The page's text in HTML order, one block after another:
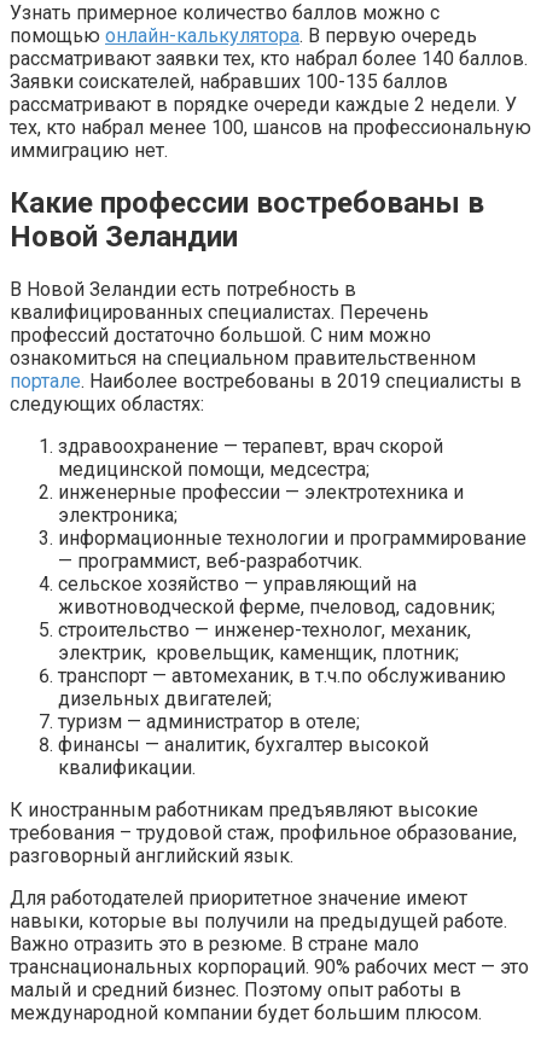
Узнать примерное количество баллов можно с
помощью онлайн-калькулятора. В первую очередь
рассматривают заявки тех, кто набрал более 140 баллов.
Заявки соискателей, набравших 100-135 баллов
рассматривают в порядке очереди каждые 2 недели. У
тех, кто набрал менее 100, шансов на профессиональную
иммиграцию нет.
Какие профессии востребованы в
Новой Зеландии
В Новой Зеландии есть потребность в
квалифицированных специалистах. Перечень
профессий достаточно большой. С ним можно
ознакомиться на специальном правительственном
портале. Наиболее востребованы в 2019 специалисты в
следующих областях:
здравоохранение — терапевт, врач скорой
медицинской помощи, медсестра;
инженерные профессии — электротехника и
электроника;
информационные технологии и программирование
— программист, веб-разработчик.
сельское хозяйство — управляющий на
животноводческой ферме, пчеловод, садовник;
строительство — инженер-технолог, механик,
электрик, кровельщик, каменщик, плотник;
транспорт — автомеханик, в т.ч.по обслуживанию
дизельных двигателей;
туризм — администратор в отеле;
финансы — аналитик, бухгалтер высокой
квалификации.
К иностранным работникам предъявляют высокие
требования – трудовой стаж, профильное образование,
разговорный английский язык.
Для работодателей приоритетное значение имеют
навыки, которые вы получили на предыдущей работе.
Важно отразить это в резюме. В стране мало
транснациональных корпораций. 90% рабочих мест — это
малый и средний бизнес. Поэтому опыт работы в
международной компании будет большим плюсом.